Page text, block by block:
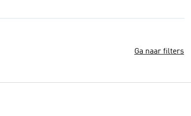
Ga naar filters